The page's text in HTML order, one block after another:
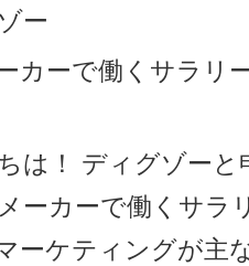
ー
カーで働くサラリ
は！ ディグゾー
ーカーで働くサラ
ーケティングが主